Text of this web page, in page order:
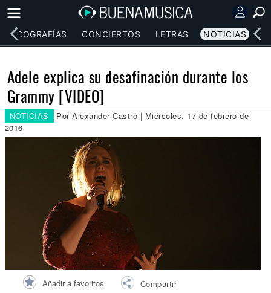
DISCOGRAFÍAS CONCIERTOS LETRAS NOTICIAS
Adele explica su desafinación durante los
Grammy [VIDEO]
NOTICIAS
Por Alexander Castro | Miércoles, 17 de febrero de
2016
Añadir a favoritos Compartir